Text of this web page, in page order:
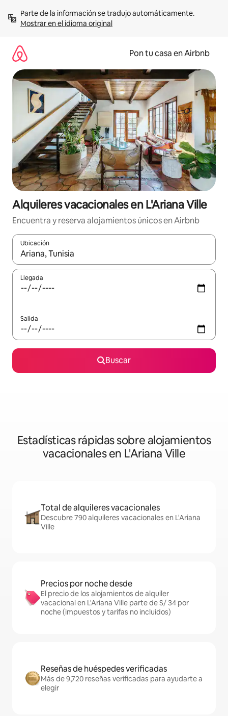
contenidoMostrar en el idioma original
Pon tu casa en Airbnb
Alquileres vacacionales en L'Ariana Ville
Encuentra y reserva alojamientos únicos en Airbnb
Ubicación
Cuando los resultados estén disponibles, navega con las
Llegada
Salida
Buscar
Estadísticas rápidas sobre alojamientos
vacacionales en L'Ariana Ville
Total de alquileres vacacionales
Descubre 790 alquileres vacacionales en L'Ariana
Ville
Precios por noche desde
El precio de los alojamientos de alquiler
vacacional en L'Ariana Ville parte de S/ 34 por
noche (impuestos y tarifas no incluidos)
Reseñas de huéspedes verificadas
Más de 9,720 reseñas verificadas para ayudarte a
elegir